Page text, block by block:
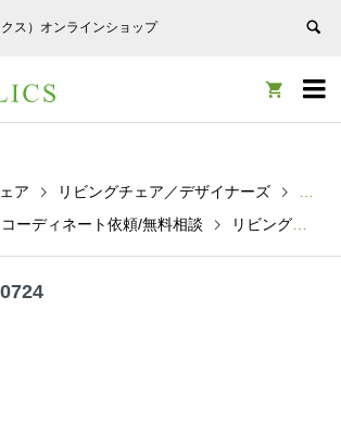
ス）オンラインショップ


ア リビングチェア／デザイナーズ
ーディネート依頼/無料相談
リビングチェア／デザイナーズ